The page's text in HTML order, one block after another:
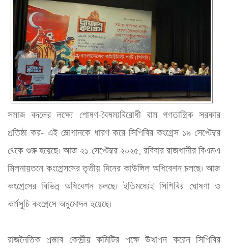
সমাজ বদলের লক্ষ্যে শোষণ-বৈষম্যবিরোধী বাম গণতান্ত্রিক সরকার
প্রতিষ্ঠা কর- এই স্লোগানকে ধারণ করে সিপিবির কংগ্রেস ১৯ সেপ্টেম্বর
থেকে শুরু হয়েছে। আজ ২১ সেপ্টেম্বর ২০২৫, রবিবার রাজধানীর বিএমএ
মিলনায়তনে কংগ্রেসসের তৃতীয় দিনের কাউন্সিল অধিবেশন চলছে। আজ
কংগ্রেসের বিভিন্ন অধিবেশন চলছে। ইতিমধ্যেই সিপিবির ঘোষণা ও
কর্মসূচি কংগ্রেসে অনুমোদন হয়েছে।
রাজনৈতিক প্রস্তাব কেন্দ্রীয় কমিটির পক্ষে উত্থাপন করেন সিপিবির